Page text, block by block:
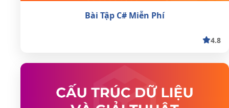
Bài Tập C# Miễn Phí
4.8